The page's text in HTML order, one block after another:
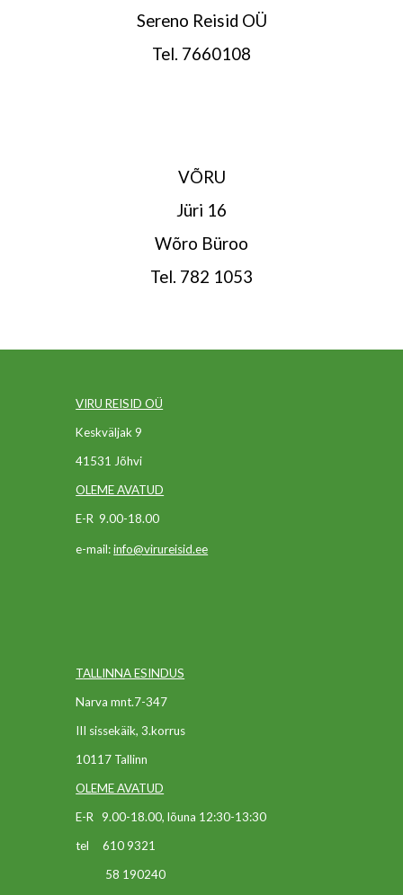
Sereno Reisid OÜ
Tel. 7660108
VÕRU
Jüri 16
Wõro Büroo
Tel. 782 1053
VIRU REISID OÜ
Keskväljak 9
41531 Jõhvi
OLEME AVATUD
E-R 9.00-18.00
e-mail:info@virureisid.ee
TALLINNA ESINDUS
Narva mnt.7-347
III sissekäik, 3.korrus
10117 Tallinn
OLEME AVATUD
E-R 9.00-18.00, lõuna 12:30-13:30
tel 610 9321
58 190240